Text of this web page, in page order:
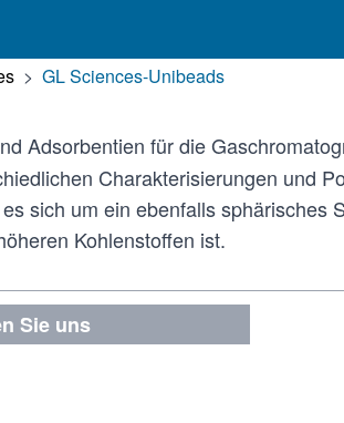
> GL Sciences-Unibeads
Adsorbentien für die
Charakterisierungen und
sich um ein ebenfalls sphärisches
Kohlenstoffen ist.
Sie uns